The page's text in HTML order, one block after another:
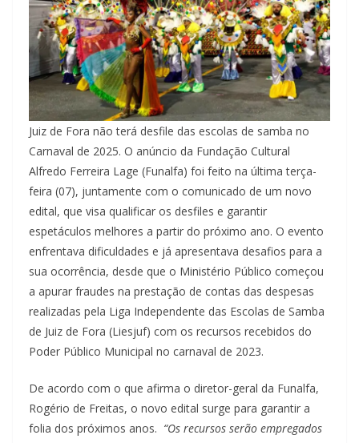
Juiz de Fora não terá desfile das escolas de samba no
Carnaval de 2025. O anúncio da Fundação Cultural
Alfredo Ferreira Lage (Funalfa) foi feito na última terça-
feira (07), juntamente com o comunicado de um novo
edital, que visa qualificar os desfiles e garantir
espetáculos melhores a partir do próximo ano. O evento
enfrentava dificuldades e já apresentava desafios para a
sua ocorrência, desde que o Ministério Público começou
a apurar fraudes na prestação de contas das despesas
realizadas pela Liga Independente das Escolas de Samba
de Juiz de Fora (Liesjuf) com os recursos recebidos do
Poder Público Municipal no carnaval de 2023.
De acordo com o que afirma o diretor-geral da Funalfa,
Rogério de Freitas, o novo edital surge para garantir a
folia dos próximos anos. “Os recursos serão empregados